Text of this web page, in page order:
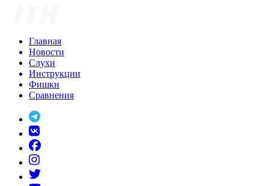
Главная
Новости
Слухи
Инструкции
Фишки
Сравнения